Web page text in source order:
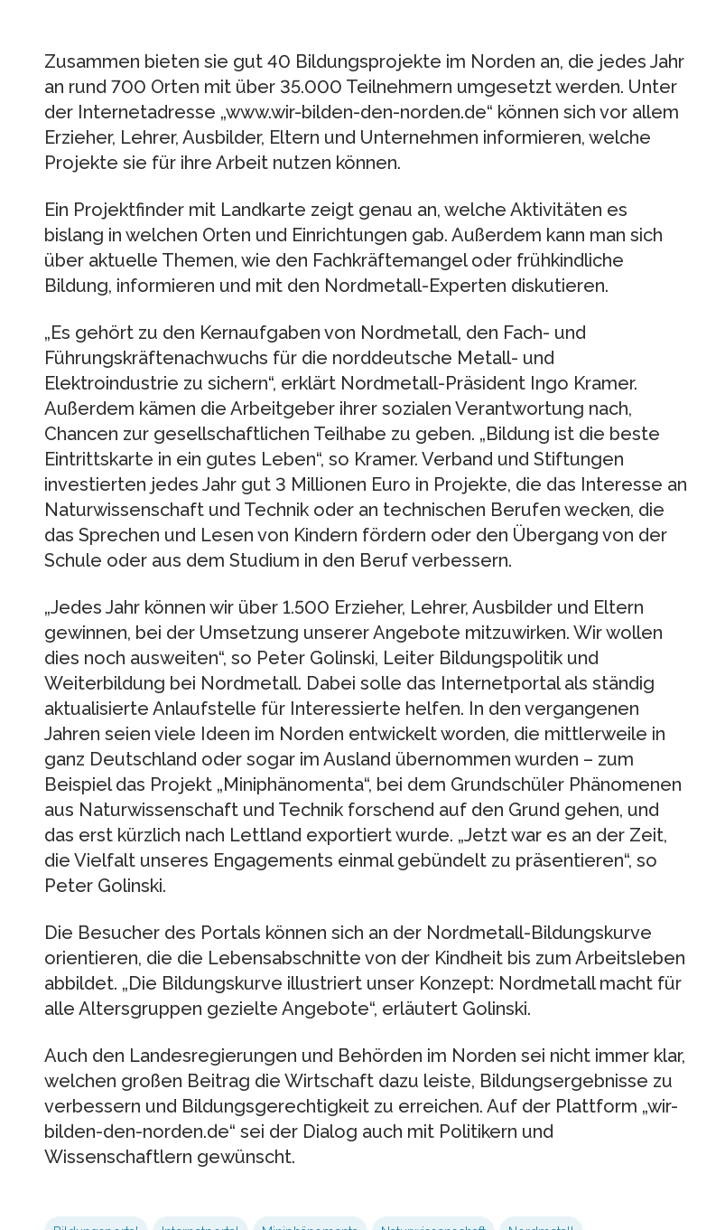
Zusammen bieten sie gut 40 Bildungsprojekte im Norden an, die jedes Jahr
an rund 700 Orten mit über 35.000 Teilnehmern umgesetzt werden. Unter
der Internetadresse „www.wir-bilden-den-norden.de“ können sich vor allem
Erzieher, Lehrer, Ausbilder, Eltern und Unternehmen informieren, welche
Projekte sie für ihre Arbeit nutzen können.
Ein Projektfinder mit Landkarte zeigt genau an, welche Aktivitäten es
bislang in welchen Orten und Einrichtungen gab. Außerdem kann man sich
über aktuelle Themen, wie den Fachkräftemangel oder frühkindliche
Bildung, informieren und mit den Nordmetall-Experten diskutieren.
„Es gehört zu den Kernaufgaben von Nordmetall, den Fach- und
Führungskräftenachwuchs für die norddeutsche Metall- und
Elektroindustrie zu sichern“, erklärt Nordmetall-Präsident Ingo Kramer.
Außerdem kämen die Arbeitgeber ihrer sozialen Verantwortung nach,
Chancen zur gesellschaftlichen Teilhabe zu geben. „Bildung ist die beste
Eintrittskarte in ein gutes Leben“, so Kramer. Verband und Stiftungen
investierten jedes Jahr gut 3 Millionen Euro in Projekte, die das Interesse an
Naturwissenschaft und Technik oder an technischen Berufen wecken, die
das Sprechen und Lesen von Kindern fördern oder den Übergang von der
Schule oder aus dem Studium in den Beruf verbessern.
„Jedes Jahr können wir über 1.500 Erzieher, Lehrer, Ausbilder und Eltern
gewinnen, bei der Umsetzung unserer Angebote mitzuwirken. Wir wollen
dies noch ausweiten“, so Peter Golinski, Leiter Bildungspolitik und
Weiterbildung bei Nordmetall. Dabei solle das Internetportal als ständig
aktualisierte Anlaufstelle für Interessierte helfen. In den vergangenen
Jahren seien viele Ideen im Norden entwickelt worden, die mittlerweile in
ganz Deutschland oder sogar im Ausland übernommen wurden – zum
Beispiel das Projekt „Miniphänomenta“, bei dem Grundschüler Phänomenen
aus Naturwissenschaft und Technik forschend auf den Grund gehen, und
das erst kürzlich nach Lettland exportiert wurde. „Jetzt war es an der Zeit,
die Vielfalt unseres Engagements einmal gebündelt zu präsentieren“, so
Peter Golinski.
Die Besucher des Portals können sich an der Nordmetall-Bildungskurve
orientieren, die die Lebensabschnitte von der Kindheit bis zum Arbeitsleben
abbildet. „Die Bildungskurve illustriert unser Konzept: Nordmetall macht für
alle Altersgruppen gezielte Angebote“, erläutert Golinski.
Auch den Landesregierungen und Behörden im Norden sei nicht immer klar,
welchen großen Beitrag die Wirtschaft dazu leiste, Bildungsergebnisse zu
verbessern und Bildungsgerechtigkeit zu erreichen. Auf der Plattform „wir-
bilden-den-norden.de“ sei der Dialog auch mit Politikern und
Wissenschaftlern gewünscht.